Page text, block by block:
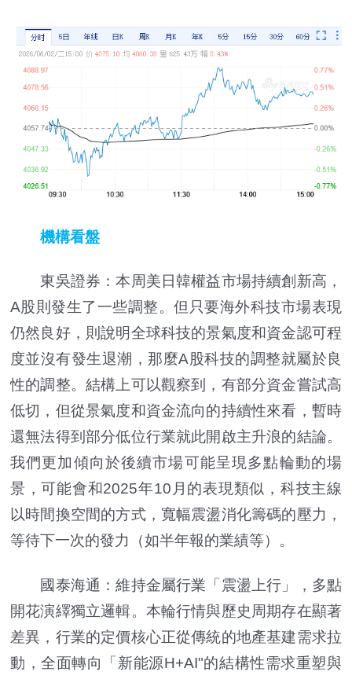
機構看盤
東吳證券：本周美日韓權益市場持續創新高，
A股則發生了一些調整。但只要海外科技市場表現
仍然良好，則說明全球科技的景氣度和資金認可程
度並沒有發生退潮，那麼A股科技的調整就屬於良
性的調整。結構上可以觀察到，有部分資金嘗試高
低切，但從景氣度和資金流向的持續性來看，暫時
還無法得到部分低位行業就此開啟主升浪的結論。
我們更加傾向於後續市場可能呈現多點輪動的場
景，可能會和2025年10月的表現類似，科技主線
以時間換空間的方式，寬幅震盪消化籌碼的壓力，
等待下一次的發力（如半年報的業績等）。
國泰海通：維持金屬行業「震盪上行」，多點
開花演繹獨立邏輯。本輪行情與歷史周期存在顯著
差異，行業的定價核心正從傳統的地產基建需求拉
動，全面轉向「新能源H+AI"的結構性需求重塑與